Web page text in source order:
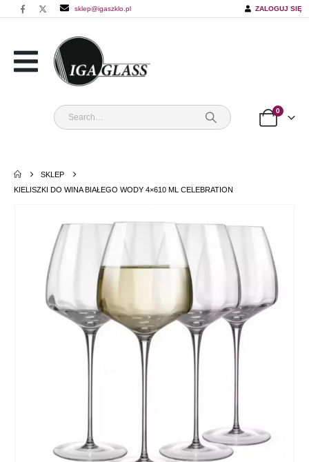
sklep@igaszklo.pl ZALOGUJ SIĘ
0
SKLEP
KIELISZKI DO WINA BIAŁEGO WODY 4×610 ML CELEBRATION